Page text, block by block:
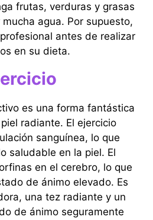
frutas, verduras y grasas
agua. Por supuesto,
antes de realizar
en su dieta.
es una forma fantástica
radiante. El ejercicio
sanguínea, lo que
saludable en la piel. El
en el cerebro, lo que
de ánimo elevado. Es
una tez radiante y un
de ánimo seguramente